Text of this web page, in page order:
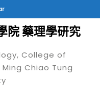
院 藥理學研究
College of
Chiao Tung